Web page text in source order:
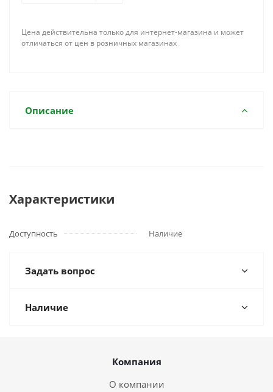
Цена действительна только для интернет-магазина и может
отличаться от цен в розничных магазинах
Описание
Характеристики
Доступность Наличие
Задать вопрос
Наличие
Компания
О компании